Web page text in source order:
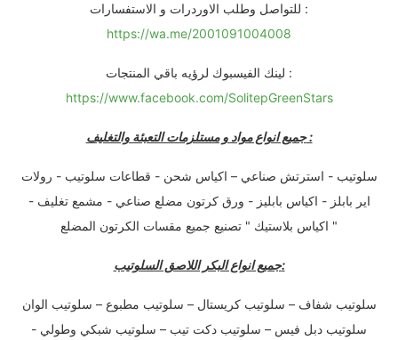
للتواصل وطلب الاوردرات و الاستفسارات :
https://wa.me/2001091004008
لينك الفيسبوك لرؤيه باقي المنتجات :
https://www.facebook.com/SolitepGreenStars
جميع انواع مواد و مستلزمات التعبئة والتغليف :
سلوتيب - استرتش صناعي – اكياس شحن - قطاعات سلوتيب - رولات
اير بابلز - اكياس بابليز - ورق كرتون مضلع صناعي - مشمع تغليف -
اكياس بلاستيك " تصنيع جميع مقسات الكرتون المضلع "
جميع انواع البكر اللاصق السلوتيب:
سلوتيب شفاف – سلوتيب كريستال – سلوتيب مطبوع – سلوتيب الوان
سلوتيب دبل فيس – سلوتيب دكت تيب – سلوتيب شبكي وطولي -